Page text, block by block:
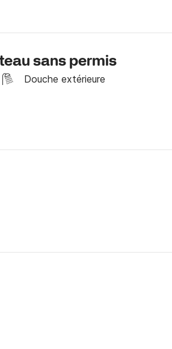
les îles au large de Naples et vous
à bord du Marsea 650.
journées sur la côte napolitaine !
sans permis
Douche extérieure